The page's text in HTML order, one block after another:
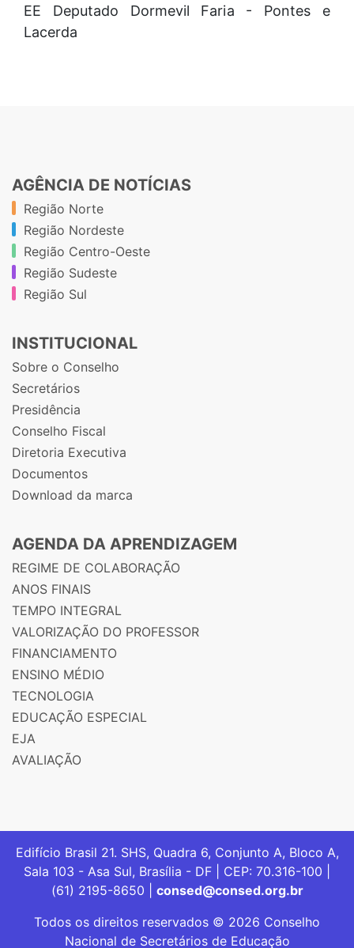
EE Deputado Dormevil Faria - Pontes e
Lacerda
AGÊNCIA DE NOTÍCIAS
Região Norte
Região Nordeste
Região Centro-Oeste
Região Sudeste
Região Sul
INSTITUCIONAL
Sobre o Conselho
Secretários
Presidência
Conselho Fiscal
Diretoria Executiva
Documentos
Download da marca
AGENDA DA APRENDIZAGEM
REGIME DE COLABORAÇÃO
ANOS FINAIS
TEMPO INTEGRAL
VALORIZAÇÃO DO PROFESSOR
FINANCIAMENTO
ENSINO MÉDIO
TECNOLOGIA
EDUCAÇÃO ESPECIAL
EJA
AVALIAÇÃO
Edifício Brasil 21. SHS, Quadra 6, Conjunto A, Bloco A,
Sala 103 - Asa Sul, Brasília - DF | CEP: 70.316-100 |
(61) 2195-8650 | consed@consed.org.br
Todos os direitos reservados © 2026 Conselho
Nacional de Secretários de Educação